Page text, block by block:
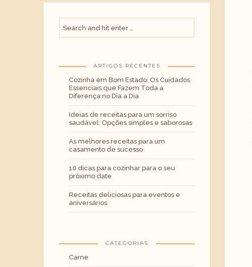
ARTIGOS RECENTES
Cozinha em Bom Estado: Os Cuidados
Essenciais que Fazem Toda a
Diferença no Dia a Dia
Ideias de receitas para um sorriso
saudável: Opções simples e saborosas
As melhores receitas para um
casamento de sucesso
10 dicas para cozinhar para o seu
próximo date
Receitas deliciosas para eventos e
aniversários
CATEGORIAS
Carne